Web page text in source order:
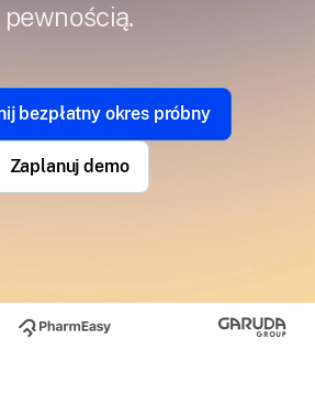
pewnością.
bezpłatny okres próbny
Zaplanuj demo